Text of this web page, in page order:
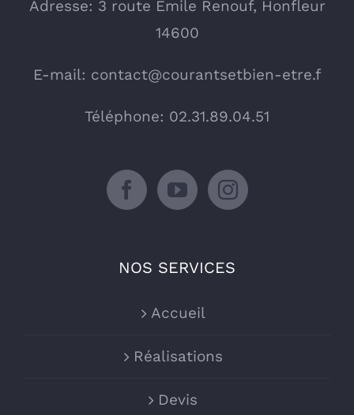
Adresse: 3 route Emile Renouf, Honfleur
14600
E-mail: contact@courantsetbien-etre.f
Téléphone: 02.31.89.04.51
NOS SERVICES
Accueil
Réalisations
Devis